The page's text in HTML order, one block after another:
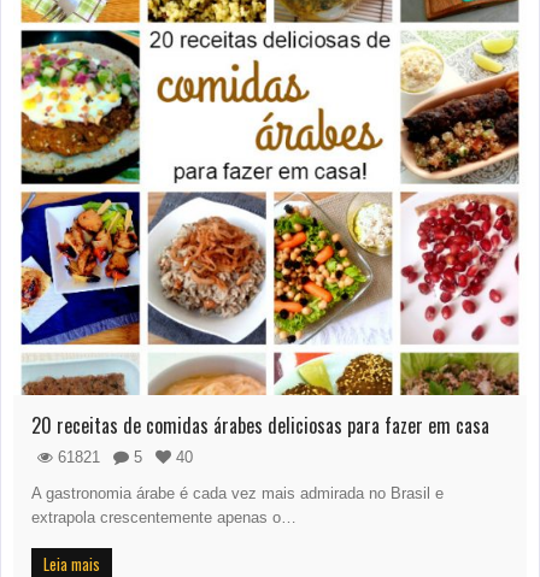
20 receitas de comidas árabes deliciosas para fazer em casa
61821 5
40
A gastronomia árabe é cada vez mais admirada no Brasil e
extrapola crescentemente apenas o…
Leia mais